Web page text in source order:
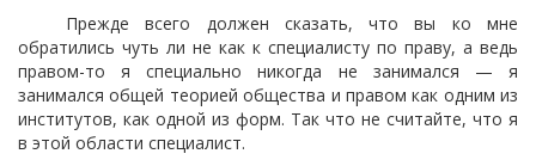
Прежде всего должен сказать, что вы ко мне
обратились чуть ли не как к специалисту по праву, а ведь
правом-то я специально никогда не занимался — я
занимался общей теорией общества и правом как одним из
институтов, как одной из форм. Так что не считайте, что я
в этой области специалист.